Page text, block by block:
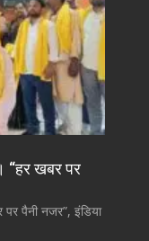
“हर खबर पर
पर पैनी नजर”, इंडिया